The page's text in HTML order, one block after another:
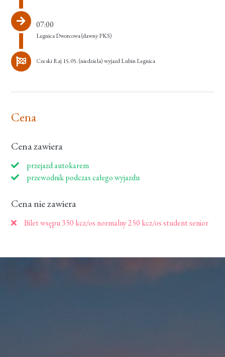
07:00
Legnica Dworcowa (dawny PKS)
Czeski Raj 15.05. (niedziela) wyjazd Lubin Legnica
Cena
Cena zawiera
przejazd autokarem
przewodnik podczas całego wyjazdu
Cena nie zawiera
Bilet wsępu 350 kcz/os normalny 250 kcz/os student senior